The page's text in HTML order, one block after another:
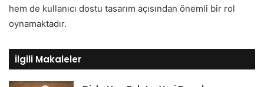
hem de kullanıcı dostu tasarım açısından önemli bir rol
oynamaktadır.
İlgili Makaleler